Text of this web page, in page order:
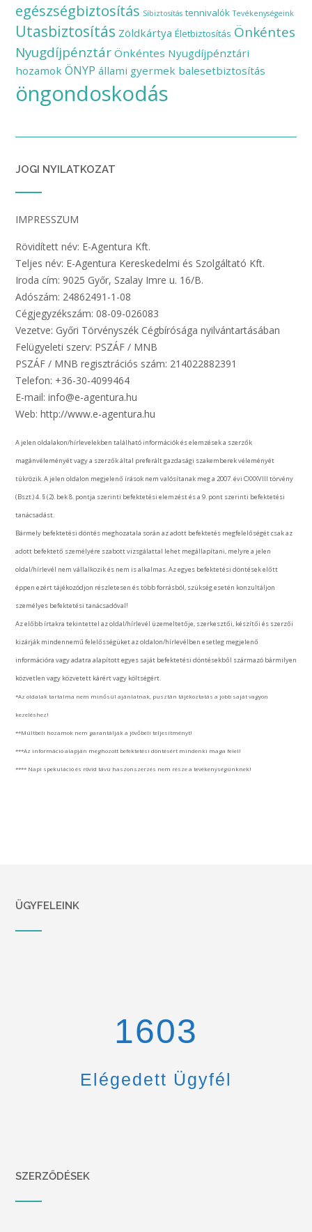
egészségbiztosítás Síbiztosítás tennivalók Tevékenységeink
Utasbiztosítás Zöldkártya Életbiztosítás Önkéntes
Nyugdíjpénztár Önkéntes Nyugdíjpénztári
hozamok ÖNYP állami gyermek balesetbiztosítás
öngondoskodás
JOGI NYILATKOZAT
IMPRESSZUM
Rövidített név: E-Agentura Kft.
Teljes név: E-Agentura Kereskedelmi és Szolgáltató Kft.
Iroda cím: 9025 Győr, Szalay Imre u. 16/B.
Adószám: 24862491-1-08
Cégjegyzékszám: 08-09-026083
Vezetve: Győri Törvényszék Cégbírósága nyilvántartásában
Felügyeleti szerv: PSZÁF / MNB
PSZÁF / MNB regisztrációs szám: 214022882391
Telefon: +36-30-4099464
E-mail: info@e-agentura.hu
Web: http://www.e-agentura.hu
A jelen oldalakon/hírlevelekben található információk és elemzések a szerzők
magánvéleményét vagy a szerzők által preferált gazdasági szakemberek véleményét
tükrözik. A jelen oldalon megjelenő írások nem valósítanak meg a 2007. évi CXXXVIII törvény
(Bszt.) 4. § (2). bek 8. pontja szerinti befektetési elemzést és a 9. pont szerinti befektetési
tanácsadást.
Bármely befektetési döntés meghozatala során az adott befektetés megfelelőségét csak az
adott befektető személyére szabott vizsgálattal lehet megállapítani, melyre a jelen
oldal/hírlevél nem vállalkozik és nem is alkalmas. Az egyes befektetési döntések előtt
éppen ezért tájékozódjon részletesen és több forrásból, szükség esetén konzultáljon
személyes befektetési tanácsadóval!
Az előbb írtakra tekintettel az oldal/hírlevél üzemeltetője, szerkesztői, készítői és szerzői
kizárják mindennemű felelősségüket az oldalon/hírlevélben esetleg megjelenő
információra vagy adatra alapított egyes saját befektetési döntésekből származó bármilyen
közvetlen vagy közvetett kárért vagy költségért.
*Az oldalak tartalma nem minősül ajánlatnak, pusztán tájékoztatás a jobb saját vagyon
kezeléshez!
**Múltbeli hozamok nem garantálják a jövőbeli teljesítményt!
***Az információ alapján meghozott befektetési döntésért mindenki maga felel!
**** Napi spekuláció és rövid távú haszonszerzés nem része a tevékenységünknek!
ÜGYFELEINK
1670
Elégedett Ügyfél
SZERZŐDÉSEK